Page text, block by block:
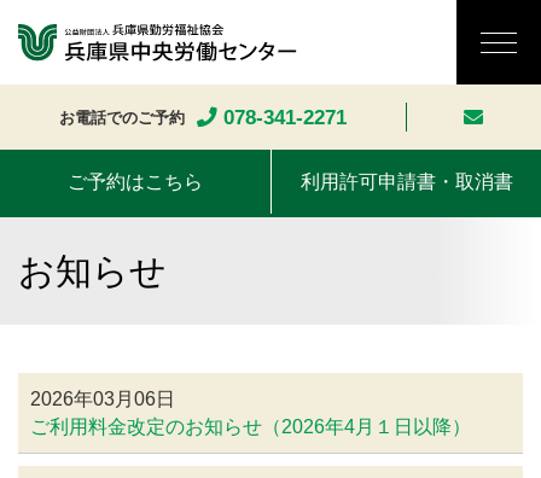
お電話でのご予約 078-341-2271
ご予約はこちら 利用許可申請書・取消書
お知らせ
2026年03月06日
ご利用料金改定のお知らせ（2026年4月１日以降）